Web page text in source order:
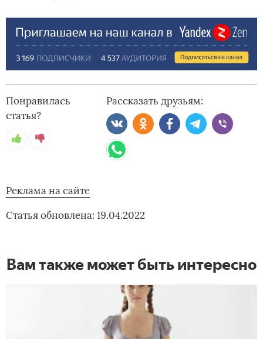
Понравилась
статья?
Рассказать друзьям:
Реклама на сайте
Статья обновлена: 19.04.2022
Вам также может быть интересно